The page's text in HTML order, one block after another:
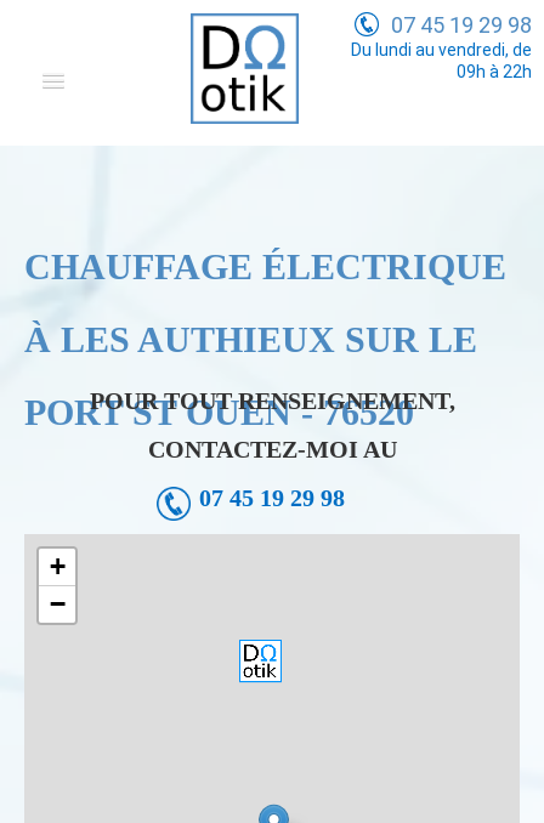
07 45 19 29 98
Du lundi au vendredi, de
09h à 22h
CHAUFFAGE ÉLECTRIQUE
À LES AUTHIEUX SUR LE
PORT ST OUEN - 76520
POUR TOUT RENSEIGNEMENT,
CONTACTEZ-MOI AU
07 45 19 29 98
+
−